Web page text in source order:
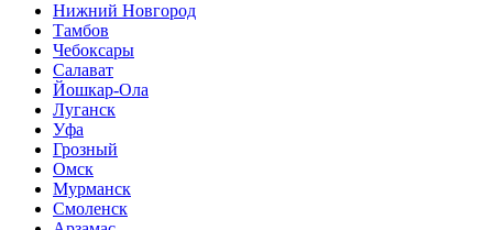
Нижний Новгород
Тамбов
Чебоксары
Салават
Йошкар-Ола
Луганск
Уфа
Грозный
Омск
Мурманск
Смоленск